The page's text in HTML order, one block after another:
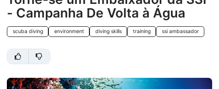
- Campanha De Volta à Água
scuba diving environment diving skills training ssi ambassador